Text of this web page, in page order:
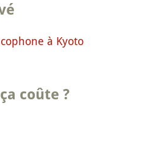
à Kyoto
coûte ?